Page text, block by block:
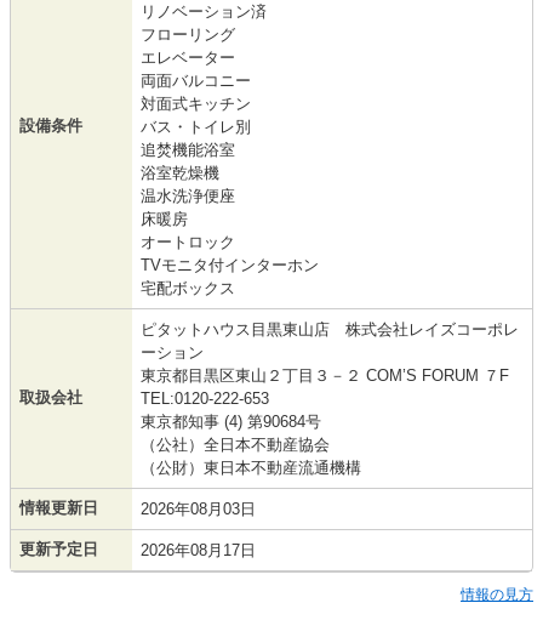
設備条件
リノベーション済
フローリング
エレベーター
両面バルコニー
対面式キッチン
バス・トイレ別
追焚機能浴室
浴室乾燥機
温水洗浄便座
床暖房
オートロック
TVモニタ付インターホン
宅配ボックス
取扱会社
ピタットハウス目黒東山店 株式会社レイズコーポレ
ーション
東京都目黒区東山２丁目３－２ COM’S FORUM ７F
TEL:0120-222-653
東京都知事 (4) 第90684号
（公社）全日本不動産協会
（公財）東日本不動産流通機構
情報更新日 2026年08月03日
更新予定日 2026年08月17日
情報の見方